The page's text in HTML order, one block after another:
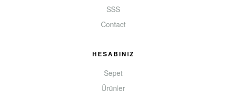
SSS
Contact
HESABINIZ
Sepet
Ürünler